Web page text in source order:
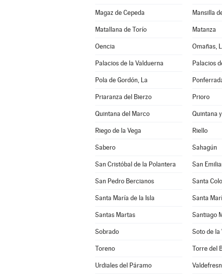
Magaz de Cepeda Mansilla
Matallana de Torío Matanza
Oencia Omañas,
Palacios de la Valduerna Palacios
Pola de Gordón, La
Priaranza del Bierzo Prioro
Quintana del Marco Quintana
Riego de la Vega Riello
Sabero Sahagún
San Cristóbal de la Polantera San
San Pedro Bercianos Santa
Santa María de la Isla Santa
Santas Martas Santiago
Sobrado Soto de la
Toreno Torre del
Urdiales del Páramo